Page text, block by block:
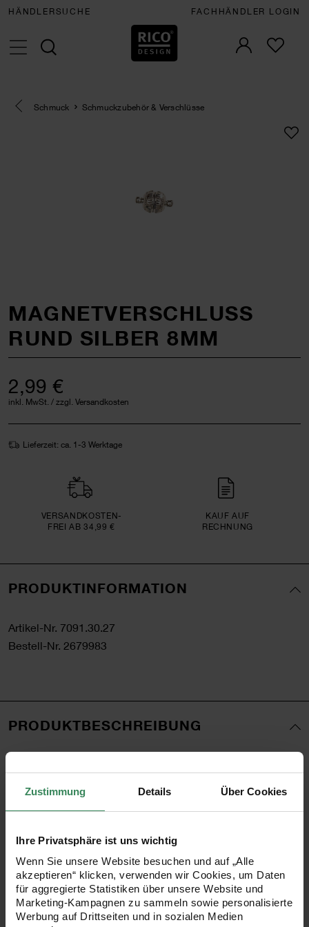
Zustimmung Details Über Cookies
Ihre Privatsphäre ist uns wichtig
Wenn Sie unsere Website besuchen und auf „Alle
akzeptieren“ klicken, verwenden wir Cookies, um Daten
für aggregierte Statistiken über unsere Website und
Marketing-Kampagnen zu sammeln sowie personalisierte
Werbung auf Drittseiten und in sozialen Medien
HÄNDLERSUCHE FACHHÄNDLER LOGIN
Eine Kategorie zurück navigieren
Schmuck Schmuckzubehör & Verschlüsse
MAGNETVERSCHLUSS R
UND SILBER 8MM
2,99 €
inkl. MwSt. / zzgl. Versandkosten
Lieferzeit: ca. 1-3 Werktage
VERSAND­KOSTEN­
FREI AB 34,99 €
KAUF AUF
RECHNUNG
PRODUKTINFORMATION
Artikel-Nr. 7091.30.27
Bestell-Nr. 2679983
PRODUKTBESCHREIBUNG
Verschlussvariante überzeugt zudem durch seine einfache
den Ösen - das war’s.
Größe 8 mm
Farbe: silberfarbig